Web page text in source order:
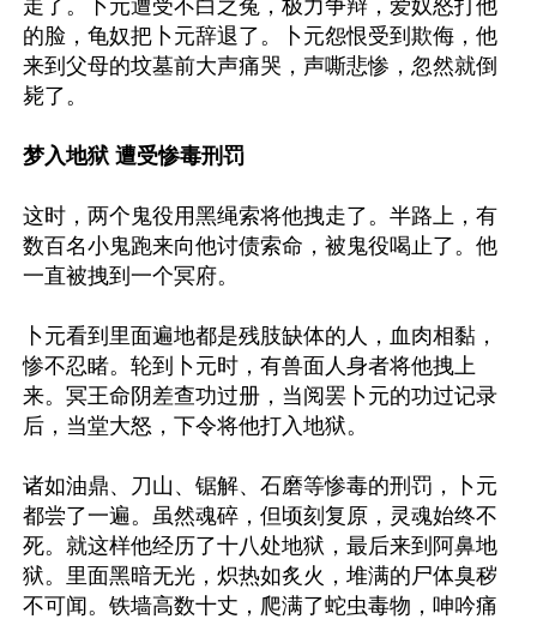
走了。卜元遭受不白之冤，极力争辩，爱奴怒打他
的脸，龟奴把卜元辞退了。卜元怨恨受到欺侮，他
来到父母的坟墓前大声痛哭，声嘶悲惨，忽然就倒
毙了。
梦入地狱 遭受惨毒刑罚
这时，两个鬼役用黑绳索将他拽走了。半路上，有
数百名小鬼跑来向他讨债索命，被鬼役喝止了。他
一直被拽到一个冥府。
卜元看到里面遍地都是残肢缺体的人，血肉相黏，
惨不忍睹。轮到卜元时，有兽面人身者将他拽上
来。冥王命阴差查功过册，当阅罢卜元的功过记录
后，当堂大怒，下令将他打入地狱。
诸如油鼎、刀山、锯解、石磨等惨毒的刑罚，卜元
都尝了一遍。虽然魂碎，但顷刻复原，灵魂始终不
死。就这样他经历了十八处地狱，最后来到阿鼻地
狱。里面黑暗无光，炽热如炙火，堆满的尸体臭秽
不可闻。铁墙高数十丈，爬满了蛇虫毒物，呻吟痛